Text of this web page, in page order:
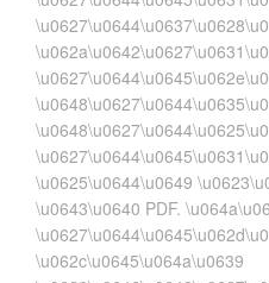
\u0625\u0644\u0649
\u0643\u0640 PDF.
\u062c\u0645\u064a\u0639